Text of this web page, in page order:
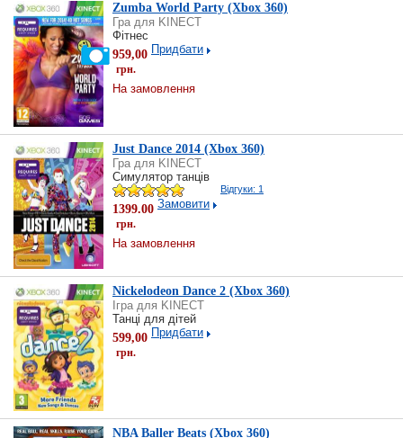
Zumba World Party (Xbox 360)
Гра для KINECT
Фітнес
959,00
грн.
Придбати
На замовлення
Just Dance 2014 (Xbox 360)
Гра для KINECT
Симулятор танців
Відгуки: 1
1399.00
грн.
Замовити
На замовлення
Nickelodeon Dance 2 (Xbox 360)
Ігра для KINECT
Танці для дітей
599,00
грн.
Придбати
NBA Baller Beats (Xbox 360)